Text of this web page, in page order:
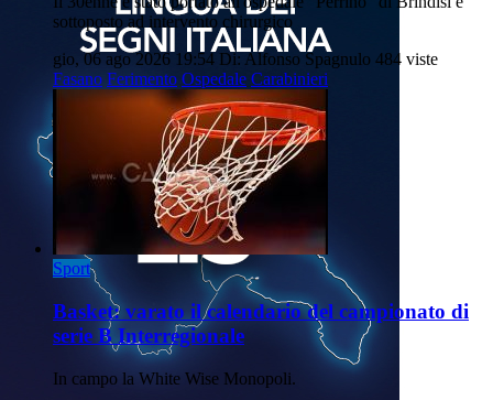
sottoposto ad intervento chirurgico
gio, 06 ago 2026 19:54 Di: Alfonso Spagnulo 484 viste
Fasano Ferimento Ospedale Carabinieri
Sport
Basket: varato il calendario del campionato di
serie B Interregionale
In campo la White Wise Monopoli.